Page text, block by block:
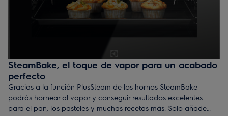
SteamBake, el toque de vapor para un acabado
perfecto
Gracias a la función PlusSteam de los hornos SteamBake
podrás hornear al vapor y conseguir resultados excelentes
para el pan, los pasteles y muchas recetas más. Solo añade